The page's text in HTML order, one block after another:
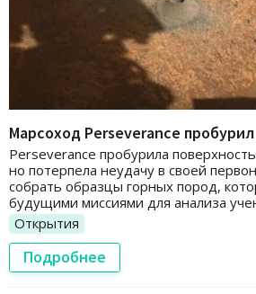
Марсоход Perseverance
Perseverance пробурила
но потерпела неудачу в своей
собрать образцы горных пород,
будущими миссиями для анализа
Открытия
Подробнее